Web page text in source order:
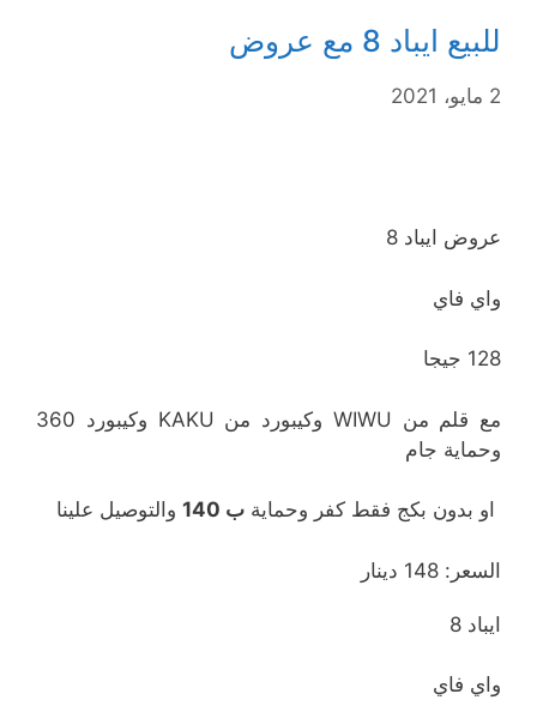
للبيع ايباد 8 مع عروض
2 مايو، 2021
عروض ايباد 8
واي فاي
128 جيجا
مع قلم من WIWU وكيبورد من KAKU وكيبورد 360
وحماية جام
او بدون بكج فقط كفر وحماية ب 140 والتوصيل علينا
السعر: 148 دينار
ايباد 8
واي فاي